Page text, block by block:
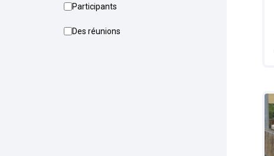
Participants
Des réunions